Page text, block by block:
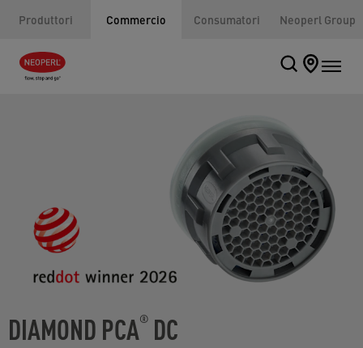
Produttori Commercio Consumatori Neoperl Group
DIAMOND PCA® DC